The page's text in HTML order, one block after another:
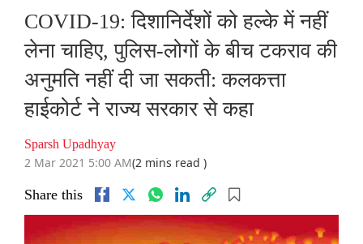
COVID-19: दिशानिर्देशों को हल्के में नहीं
लेना चाहिए, पुलिस-लोगों के बीच टकराव की
अनुमति नहीं दी जा सकती: कलकत्ता
हाईकोर्ट ने राज्य सरकार से कहा
Sparsh Upadhyay
2 Mar 2021 5:00 AM(2 mins read )
Share this